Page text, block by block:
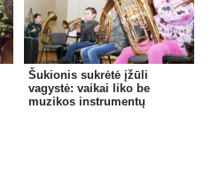
Šukionis sukrėtė įžūli
vagystė: vaikai liko be
muzikos instrumentų